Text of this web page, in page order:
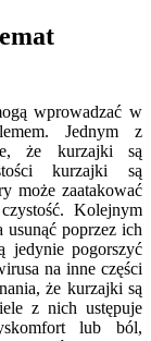
wprowadzać w
Jednym z
że kurzajki są
kurzajki są
może zaatakować
Kolejnym
poprzez ich
jedynie pogorszyć
na inne części
że kurzajki są
z nich ustępuje
lub ból,